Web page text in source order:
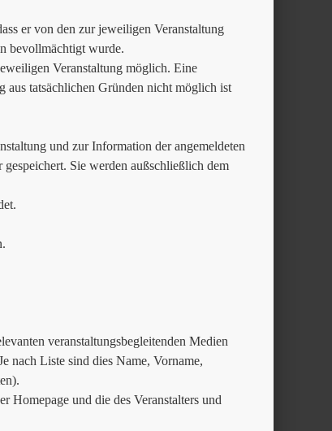
er von den zur jeweiligen Veranstaltung
bevollmächtigt wurde.
Veranstaltung möglich. Eine
tatsächlichen Gründen nicht möglich ist
und zur Information der angemeldeten
Sie werden außschließlich dem
veranstaltungsbegleitenden Medien
nach Liste sind dies Name, Vorname,
Homepage und die des Veranstalters und